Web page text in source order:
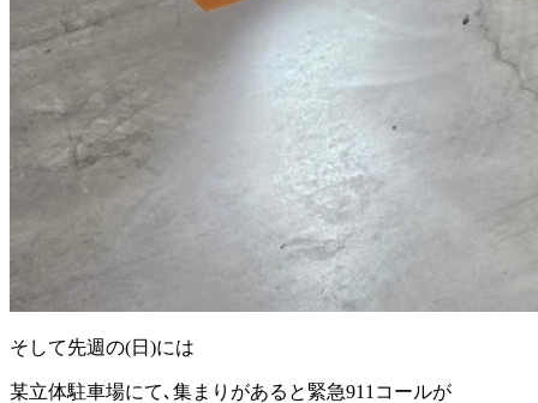
そして先週の(日)には
某立体駐車場にて､集まりがあると緊急911コールが